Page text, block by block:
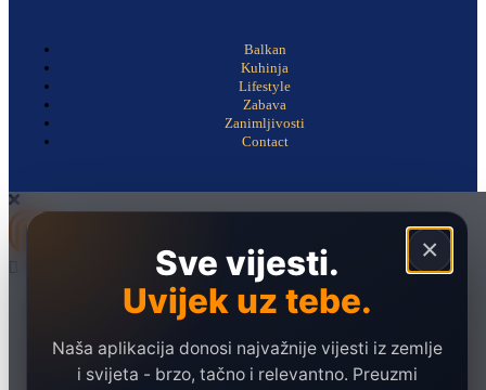
Balkan
Kuhinja
Lifestyle
Zabava
Zanimljivosti
Contact
×
Sve vijesti.
Uvijek uz tebe.
Naša aplikacija donosi najvažnije vijesti iz zemlje
i svijeta - brzo, tačno i relevantno. Preuzmi
Društvo